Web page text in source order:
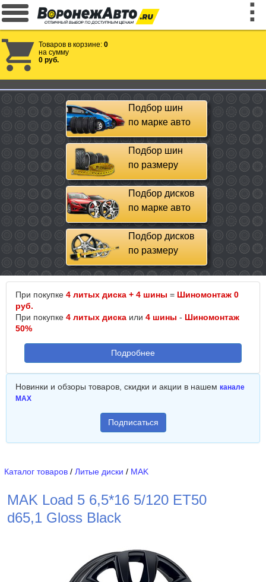
Товаров в корзине: 0
на сумму
0 руб.
Подбор шин
по марке авто
Подбор шин
по размеру
Подбор дисков
по марке авто
Подбор дисков
по размеру
При покупке 4 литых диска + 4 шины = Шиномонтаж 0
руб.
При покупке 4 литых диска или 4 шины - Шиномонтаж
50%
Подробнее
Новинки и обзоры товаров, скидки и акции в нашем канале
MAX
Подписаться
Каталог товаров / Литые диски / MAK
MAK Load 5 6,5*16 5/120 ET50
d65,1 Gloss Black